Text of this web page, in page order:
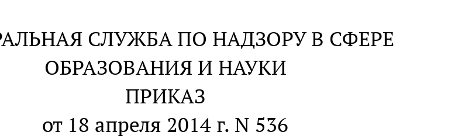
СЛУЖБА ПО НАДЗОРУ В СФЕРЕ
ОБРАЗОВАНИЯ И НАУКИ
ПРИКАЗ
от 18 апреля 2014 г. N 536